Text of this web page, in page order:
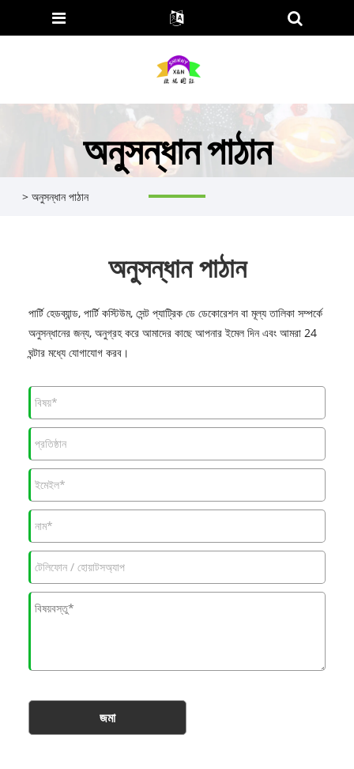
অনুসন্ধান পাঠান
> অনুসন্ধান পাঠান
অনুসন্ধান পাঠান
পার্টি হেডব্যান্ড, পার্টি কস্টিউম, সেন্ট প্যাট্রিক ডে ডেকোরেশন বা মূল্য তালিকা সম্পর্কে
অনুসন্ধানের জন্য, অনুগ্রহ করে আমাদের কাছে আপনার ইমেল দিন এবং আমরা 24
ঘন্টার মধ্যে যোগাযোগ করব।
জমা